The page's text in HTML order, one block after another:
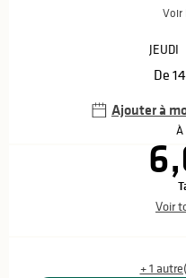
Voir
JEUDI
De
Ajouter à
À
Voir
+ 1